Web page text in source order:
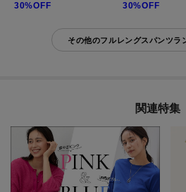
30%OFF
30%OFF
その他のフルレングスパンツラ
関連特集